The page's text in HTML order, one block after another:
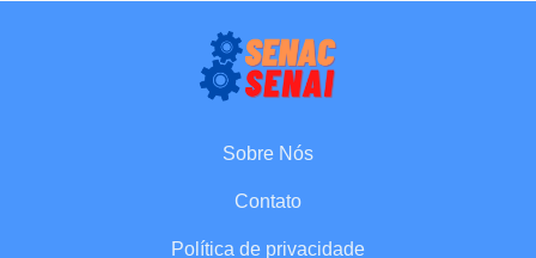
Sobre Nós
Contato
Política de privacidade